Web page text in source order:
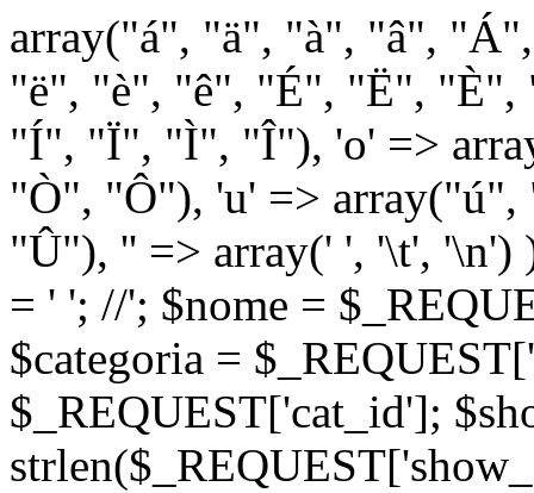
array("á", "ä", "à", "â",
"ë", "è", "ê", "É", "Ë",
"Í", "Ï", "Ì", "Î"), 'o' =>
"Ò", "Ô"), 'u' =>
"Û"), '' => array(' ', '\t',
= ' '; //'; $nome =
$categoria =
$_REQUEST['cat_id'];